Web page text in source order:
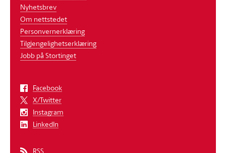
Nyhetsbrev
Om nettstedet
Personvernerklæring
Tilgjengelighetserklæring
Jobb på Stortinget
Facebook
X/Twitter
Instagram
LinkedIn
RSS